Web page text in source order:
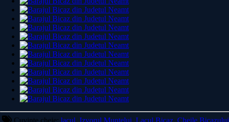
Cuvinte cheie: lacul, Izvorul Muntelui, Lacul Bicaz, Cheile Bicazului